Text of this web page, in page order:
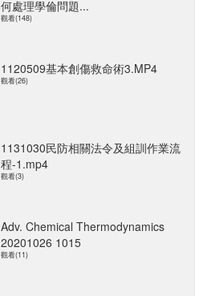
何處理學倫問題...
觀看(148)
1120509基本創傷救命術3.MP4
觀看(26)
1131030民防相關法令及組訓作業流
程-1.mp4
觀看(3)
Adv. Chemical Thermodynamics
20201026 1015
觀看(11)